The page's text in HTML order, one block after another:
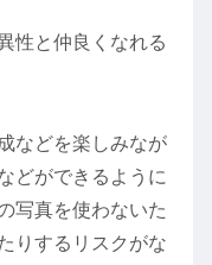
性と仲良くなれる
などを楽しみなが
どができるように
写真を使わないた
りするリスクがな